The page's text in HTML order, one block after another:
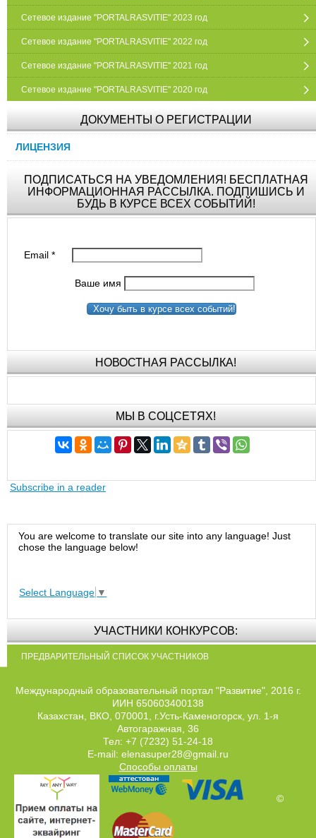
Сетевое издание "PORTALRASVITIE" 2023 год
Сетевое издание "PORTALRASVITIE" 2022 год
Сетевое издание "PORTALRASVITIE" 2021 год
Сетевое издание "PORTALRASVITIE" 2020 год
ДОКУМЕНТЫ О РЕГИСТРАЦИИ
ЛИЦЕНЗИЯ
ПОДПИСАТЬСЯ НА УВЕДОМЛЕНИЯ! БЕСПЛАТНАЯ
ИНФОРМАЦИОННАЯ РАССЫЛКА. ПОДПИШИСЬ И
БУДЬ В КУРСЕ ВСЕХ СОБЫТИЙ!
Email*
Ваше имя
Хочу быть в курсе всех событий!
НОВОСТНАЯ РАССЫЛКА!
МЫ В СОЦСЕТЯХ!
Subscribe in a reader
You are welcome to translate our site into any language! Just
chose the language below!
Select Language ▼
УЧАСТНИКИ КОНКУРСОВ:
ПРЕДВАРИТЕЛЬНЫЙ СПИСОК УЧАСТНИКОВ
Международный образовательный портал "Развитие", 2016 г.
ИИН 650603400138
Казахстан, ВКО, 070001, г.Усть-Каменогорск, ул. 1-я
Автогаражная, 36
Тел: +7 (7232) 51-24-18
E-mail: elenasuper28@gmail.ru
Способы оплаты
©